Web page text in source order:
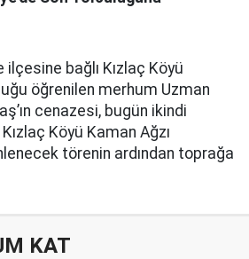
ilçesine bağlı Kızlaç Köyü
öğrenilen merhum Uzman
cenazesi, bugün ikindi
Köyü Kaman Ağzı
törenin ardından toprağa
KAT